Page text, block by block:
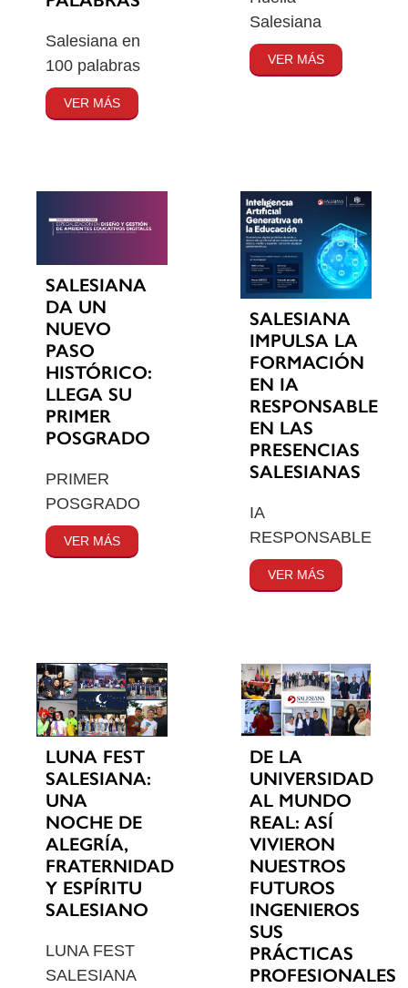
Salesiana en
100 palabras
VER MÁS
Salesiana
VER MÁS
SALESIANA
DA UN
NUEVO
PASO
HISTÓRICO:
LLEGA SU
PRIMER
POSGRADO
PRIMER
POSGRADO
VER MÁS
SALESIANA
IMPULSA LA
FORMACIÓN
EN IA
RESPONSABLE
EN LAS
PRESENCIAS
SALESIANAS
IA
RESPONSABLE
VER MÁS
LUNA FEST
SALESIANA:
UNA
NOCHE DE
ALEGRÍA,
FRATERNIDAD
Y ESPÍRITU
SALESIANO
LUNA FEST
SALESIANA
DE LA
UNIVERSIDAD
AL MUNDO
REAL: ASÍ
VIVIERON
NUESTROS
FUTUROS
INGENIEROS
SUS
PRÁCTICAS
PROFESIONALES